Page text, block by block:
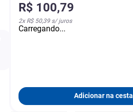
R$ 100,79
2x R$ 50,39s/ juros
Carregando...
Adicionar na cesta